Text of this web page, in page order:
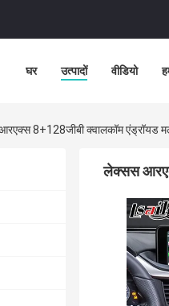
घर उत्पादों वीडियो
8+128जीबी क्वालकॉम एंड्रॉयड
लेक्सस